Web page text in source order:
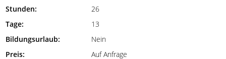
Stunden:
26
Tage:
13
Bildungsurlaub:
Nein
Preis:
Auf Anfrage